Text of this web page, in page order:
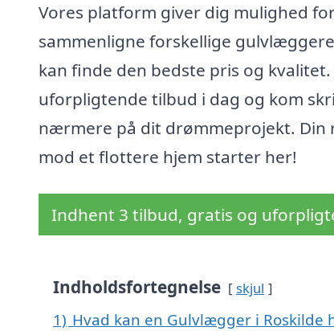
Vores platform giver dig mulighed
sammenligne forskellige
kan finde den bedste pris og
uforpligtende tilbud i dag og kom
nærmere på dit drømmeprojekt. Din
mod et flottere hjem starter her!
Indhent 3 tilbud, gratis og
Indholdsfortegnelse skjul
1) Hvad kan en Gulvlægger i Roskilde